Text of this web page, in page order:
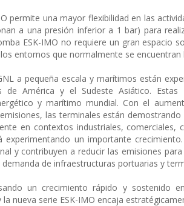
permite una mayor flexibilidad en las
a una presión inferior a 1 bar) para
ESK-IMO no requiere un gran espacio
entornos que normalmente se encuentran
a pequeña escala y marítimos están
de América y el Sudeste Asiático.
y marítimo mundial. Con el
las terminales están
en contextos industriales, comerciales,
un importante
y contribuyen a reducir las emisiones
de infraestructuras portuarias y
un crecimiento rápido y sostenido
nueva serie ESK-IMO encaja